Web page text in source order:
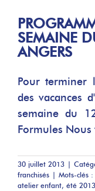
SEMAINE
ANGERS
Pour terminer
des vacances
semaine du
Formules
30 juillet 2013 |
franchisés | Mots-clés :
atelier enfant, été 2013